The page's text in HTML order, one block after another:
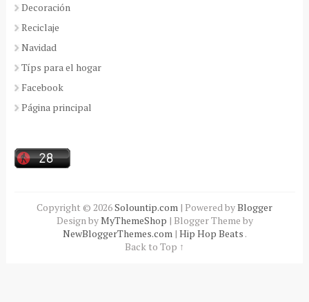
Decoración
Reciclaje
Navidad
Típs para el hogar
Facebook
Página principal
Copyright ©2026Solountip.com | Powered byBlogger
Design byMyThemeShop | Blogger Theme by
NewBloggerThemes.com | Hip Hop Beats .
Back to Top ↑